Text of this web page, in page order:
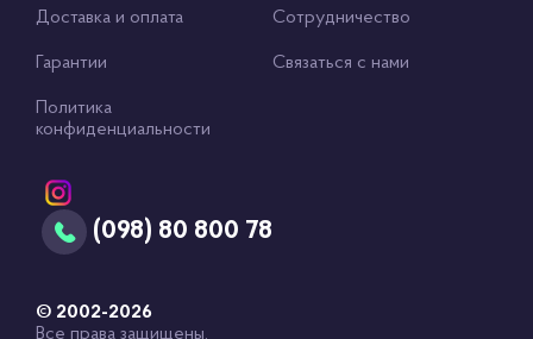
Доставка и оплата Сотрудничество
Гарантии Связаться с нами
Политика
конфиденциальности
(098) 80 800 78
© 2002-2026
Все права защищены.